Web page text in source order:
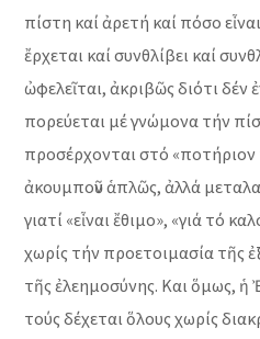
πίστη καί ἀρετή καί πόσο
ἔρχεται καί συνθλίβει καί
ὠφελεῖται, ἀκριβῶς διότι δέν
πορεύεται μέ γνώμονα τήν
προσέρχονται στό «ποτήριον
ἀκουμποῦν ἁπλῶς, ἀλλά
γιατί «εἶναι ἔθιμο», «γιά τό
χωρίς τήν προετοιμασία τῆς
τῆς ἐλεημοσύνης. Και ὅμως,
τούς δέχεται ὅλους χωρίς